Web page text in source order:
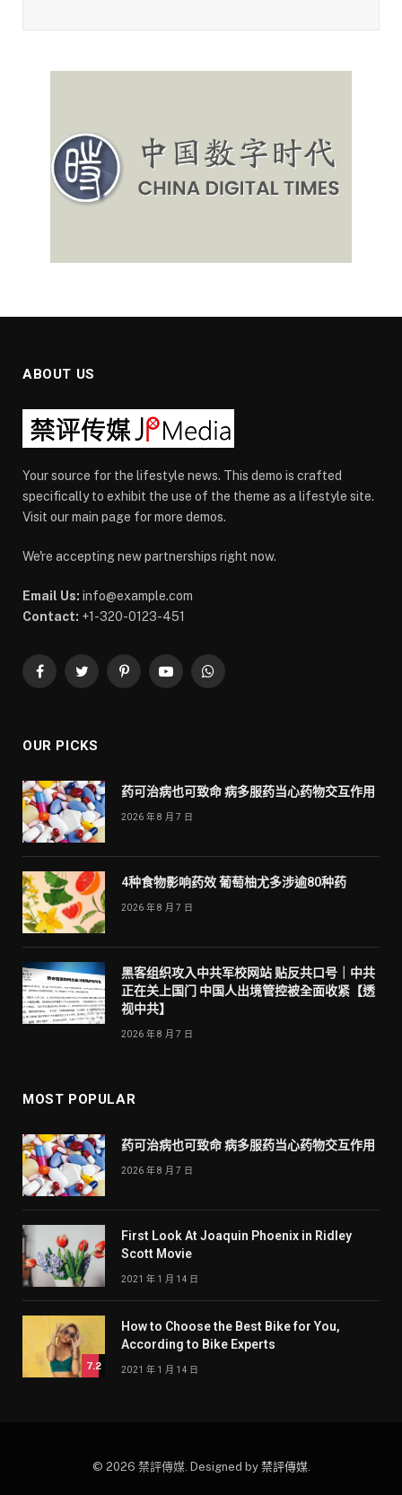
ABOUT US
Your source for the lifestyle news. This demo is crafted
specifically to exhibit the use of the theme as a lifestyle site.
Visit our main page for more demos.
We're accepting new partnerships right now.
Email Us: info@example.com
Contact: +1-320-0123-451
FacebookTwitterPinterestYouTubeWhatsApp
OUR PICKS
药可治病也可致命 病多服药当心药物交互作用
2026 年 8 月 7 日
4种食物影响药效 葡萄柚尤多涉逾80种药
2026 年 8 月 7 日
黑客组织攻入中共军校网站 贴反共口号｜中共
正在关上国门 中国人出境管控被全面收紧【透
视中共】
2026 年 8 月 7 日
MOST POPULAR
药可治病也可致命 病多服药当心药物交互作用
2026 年 8 月 7 日
First Look At Joaquin Phoenix in Ridley
Scott Movie
2021 年 1 月 14 日
7.2
How to Choose the Best Bike for You,
According to Bike Experts
2021 年 1 月 14 日
© 2026 禁評傳媒. Designed by 禁評傳媒.